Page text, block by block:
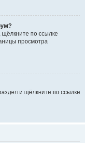
по ссылке
просмотра
и щёлкните по ссылке